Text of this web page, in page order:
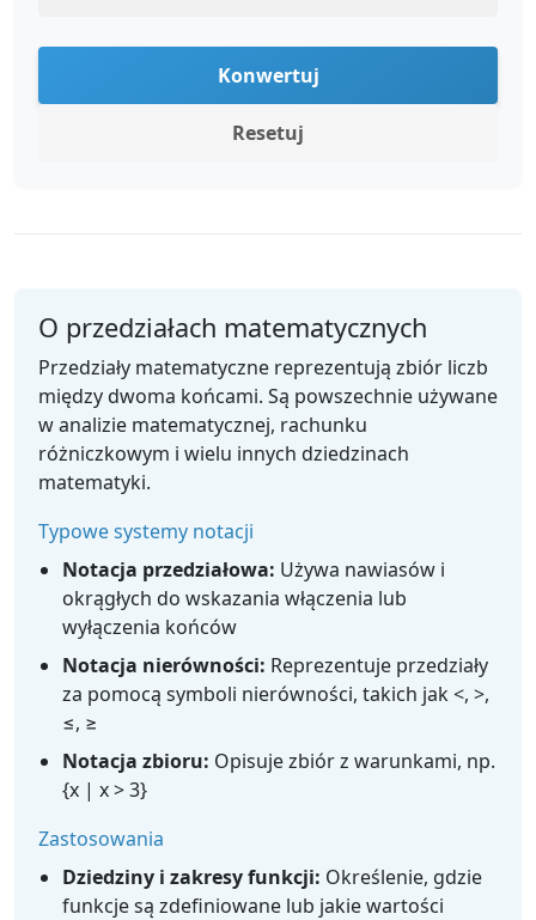
Konwertuj
Resetuj
O przedziałach matematycznych
Przedziały matematyczne reprezentują zbiór liczb
między dwoma końcami. Są powszechnie używane
w analizie matematycznej, rachunku
różniczkowym i wielu innych dziedzinach
matematyki.
Typowe systemy notacji
Notacja przedziałowa: Używa nawiasów i
okrągłych do wskazania włączenia lub
wyłączenia końców
Notacja nierówności: Reprezentuje przedziały
za pomocą symboli nierówności, takich jak <, >,
≤, ≥
Notacja zbioru: Opisuje zbiór z warunkami, np.
{x | x > 3}
Zastosowania
Dziedziny i zakresy funkcji: Określenie, gdzie
funkcje są zdefiniowane lub jakie wartości